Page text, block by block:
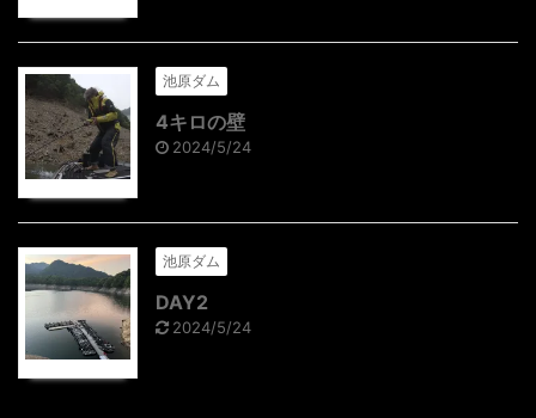
池原ダム
4キロの壁
2024/5/24
池原ダム
DAY2
2024/5/24